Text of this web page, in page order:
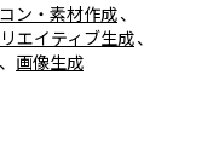
ン・素材作成、
エイティブ生成、
、 画像生成